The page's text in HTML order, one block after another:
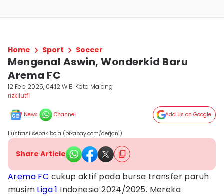
Home Sport Soccer
Mengenal Aswin, Wonderkid Baru
Arema FC
12 Feb 2025, 04:12 WIB Kota Malang
rizkilutfi
News Channel Add Us on Google
Ilustrasi sepak bola (pixabay.com/derjani)
Share Article
Arema FC cukup aktif pada bursa transfer paruh
musim Liga 1 Indonesia 2024/2025. Mereka